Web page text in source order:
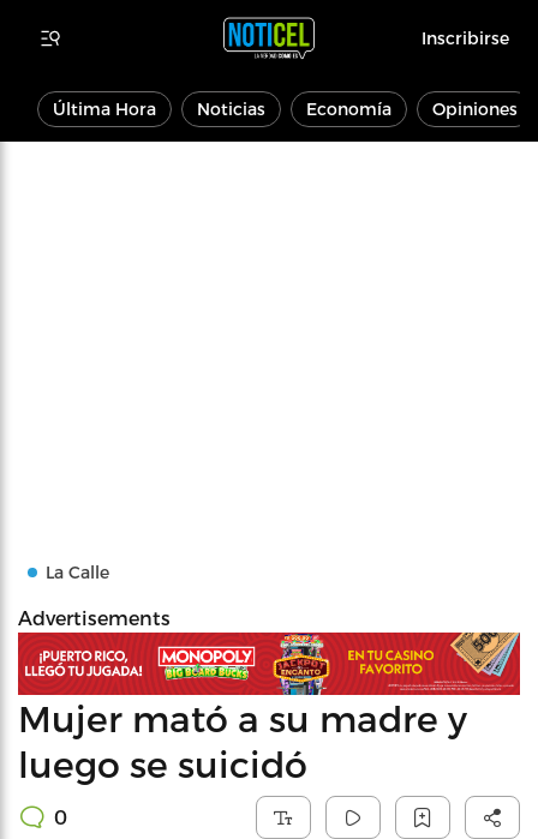
Inscribirse
Última Hora Noticias Economía Opiniones
La Calle
Advertisements
Mujer mató a su madre y
luego se suicidó
0